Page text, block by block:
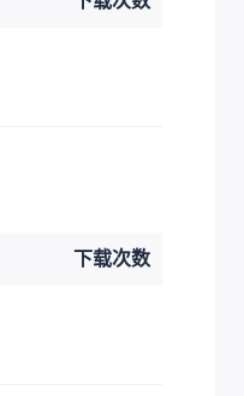
下载次数